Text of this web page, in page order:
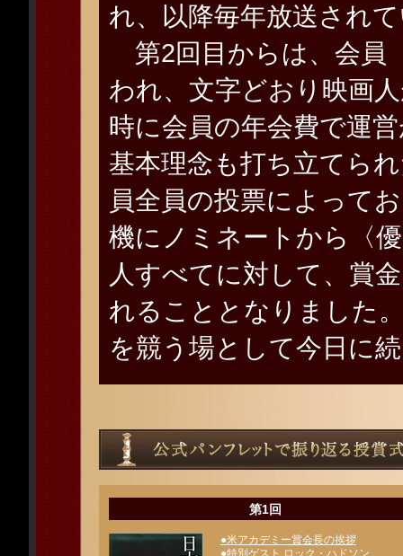
れ、以降毎年放送され
第2回目からは、会員
われ、文字どおり映画
時に会員の年会費で運
基本理念も打ち立てら
員全員の投票によって
機にノミネートから〈
人すべてに対して、賞
れることとなりました
を競う場として今日に
第1回
●米アカデミー賞会長の挨拶
●特別ゲスト ロック・ハドソン